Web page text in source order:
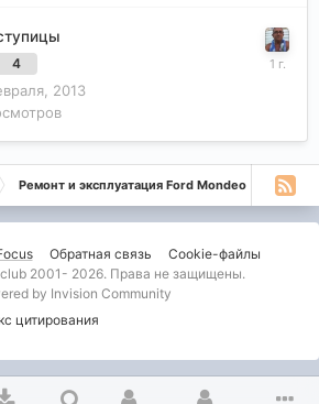
4
2013
Ремонт и эксплуатация Ford Mondeo
Обратная связь
Cookie-файлы
2001- 2026. Права не защищены.
by Invision Community